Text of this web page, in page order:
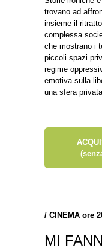
trovano ad
insieme il
complessa
che mostrano i
piccoli spazi
regime
emotiva sulla
una sfera
/ CINEMA ore
MI